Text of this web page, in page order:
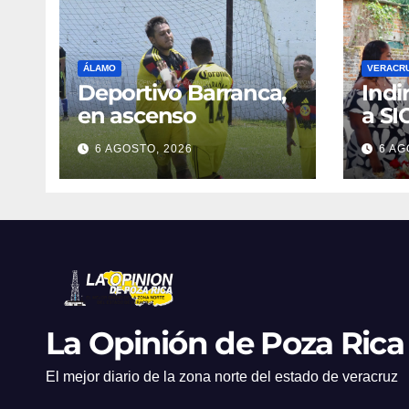
ÁLAMO
Deportivo Barranca,
en ascenso
6 AGOSTO, 2026
a
760
6
La Opinión de Poza Rica
El mejor diario de la zona norte del estado de veracruz